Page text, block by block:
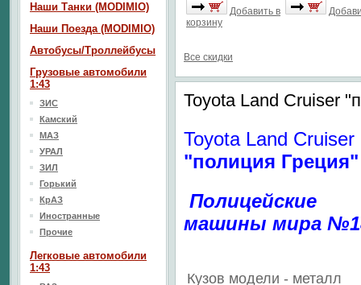
Добавить в
корзину
Все скидки
Toyota Land Cruiser
Toyota Land Cruiser
"полиция Греция"
Полицейские
машины мира
Кузов модели - металл
Наши Танки (MODIMIO)
Наши Поезда (MODIMIO)
Автобусы/Троллейбусы
Грузовые автомобили
1:43
ЗИС
Камский
МАЗ
УРАЛ
ЗИЛ
Горький
КрАЗ
Иностранные
Прочие
Легковые автомобили
1:43